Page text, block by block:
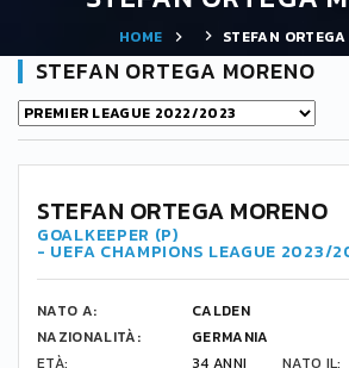
HOME STEFAN
STEFAN ORTEGA MORENO
18
STEFAN ORTEGA MORENO
GOALKEEPER (P)
- UEFA CHAMPIONS LEAGUE 2023/
NATO A:
CALDEN
NAZIONALITÀ:
GERMANIA
ETÀ:
34 ANNI NATO IL: